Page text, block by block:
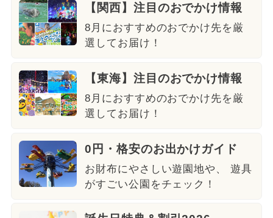
【関西】注目のおでかけ情報
8月におすすめのおでかけ先を厳
選してお届け！
【東海】注目のおでかけ情報
8月におすすめのおでかけ先を厳
選してお届け！
0円・格安のお出かけガイド
お財布にやさしい遊園地や、 遊具
がすごい公園をチェック！